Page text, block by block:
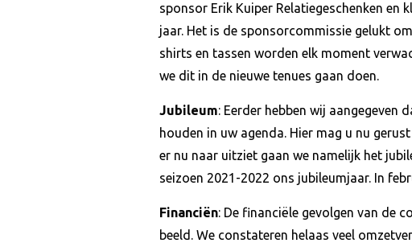
sponsor Erik Kuiper Relatiegeschenken en
jaar. Het is de sponsorcommissie gelukt
shirts en tassen worden elk moment
we dit in de nieuwe tenues gaan doen.
Jubileum: Eerder hebben wij aangegeven
houden in uw agenda. Hier mag u nu
er nu naar uitziet gaan we namelijk het
seizoen 2021-2022 ons jubileumjaar. In
Financiën: De financiële gevolgen van de
beeld. We constateren helaas veel